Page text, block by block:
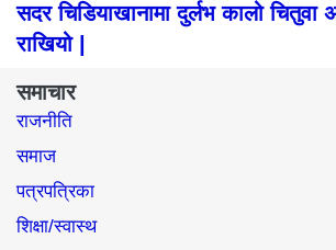
सदर चिडियाखानामा दुर्लभ कालो चितुवा
राखियो |
समाचार
राजनीति
समाज​
पत्रपत्रिका
शिक्षा/स्वास्थ